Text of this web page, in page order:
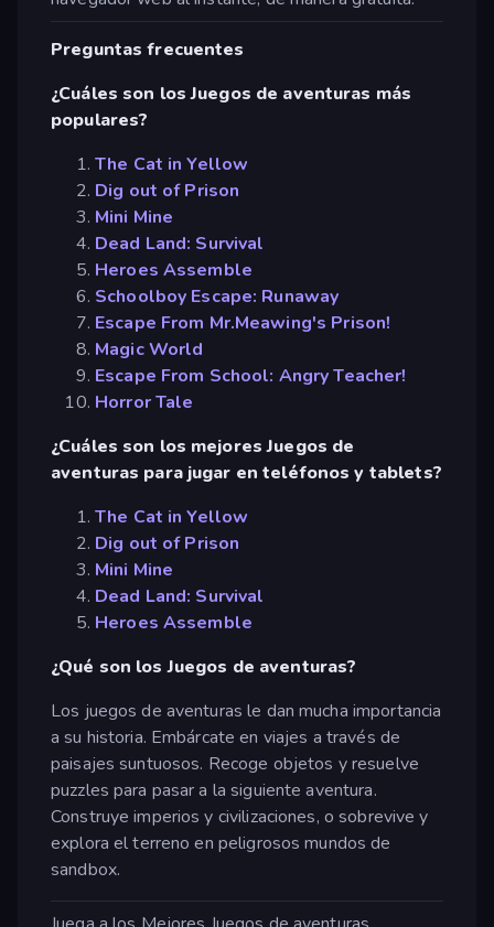
Preguntas frecuentes
¿Cuáles son los Juegos de aventuras más
populares?
The Cat in Yellow
Dig out of Prison
Mini Mine
Dead Land: Survival
Heroes Assemble
Schoolboy Escape: Runaway
Escape From Mr.Meawing's Prison!
Magic World
Escape From School: Angry Teacher!
Horror Tale
¿Cuáles son los mejores Juegos de
aventuras para jugar en teléfonos y tablets?
The Cat in Yellow
Dig out of Prison
Mini Mine
Dead Land: Survival
Heroes Assemble
¿Qué son los Juegos de aventuras?
Los juegos de aventuras le dan mucha importancia
a su historia. Embárcate en viajes a través de
paisajes suntuosos. Recoge objetos y resuelve
puzzles para pasar a la siguiente aventura.
Construye imperios y civilizaciones, o sobrevive y
explora el terreno en peligrosos mundos de
sandbox.